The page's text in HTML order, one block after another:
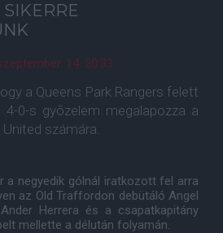
SIKERRE
14. 20:33
a Queens Park Rangers felett
0-s gyõzelem megalapozza a
számára.
a negyedik gólnál iratkozott fel arra
az Old Traffordon debütáló Angel
Herrera és a csapatkapitány
mellette a délután folyamán.